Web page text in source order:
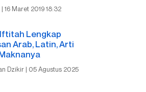
16 Maret 2019 18:32
Lengkap
Arab, Latin, Arti
Dzikir | 05 Agustus 2025